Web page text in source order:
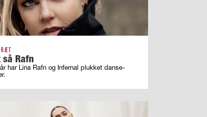
så Rafn
har Lina Rafn og Infernal plukket danse-